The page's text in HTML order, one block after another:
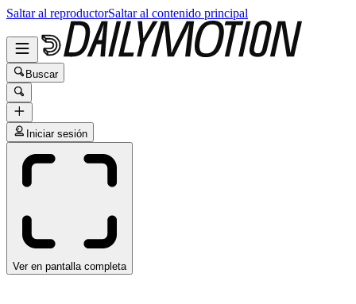
Saltar al reproductorSaltar al contenido principal
Buscar
Iniciar sesión
Ver en pantalla completa